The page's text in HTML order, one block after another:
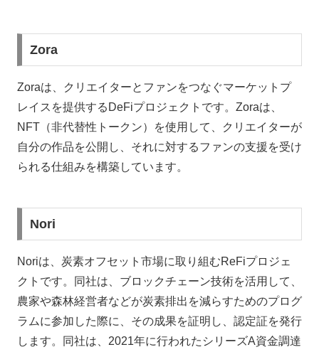
Zora
Zoraは、クリエイターとファンをつなぐマーケットプ
レイスを提供するDeFiプロジェクトです。Zoraは、
NFT（非代替性トークン）を使用して、クリエイターが
自分の作品を公開し、それに対するファンの支援を受け
られる仕組みを構築しています。
Nori
Noriは、炭素オフセット市場に取り組むReFiプロジェ
クトです。同社は、ブロックチェーン技術を活用して、
農家や森林経営者などが炭素排出を減らすためのプログ
ラムに参加した際に、その成果を証明し、認定証を発行
します。同社は、2021年に行われたシリーズA資金調達